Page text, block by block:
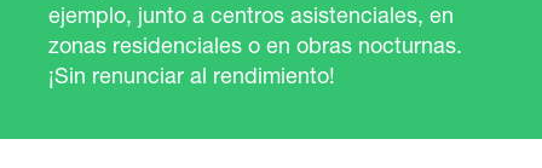
operadores y las zonas alrededor de las
obras, lo que significa que muchas
pueden realizar sin problemas, incluso en